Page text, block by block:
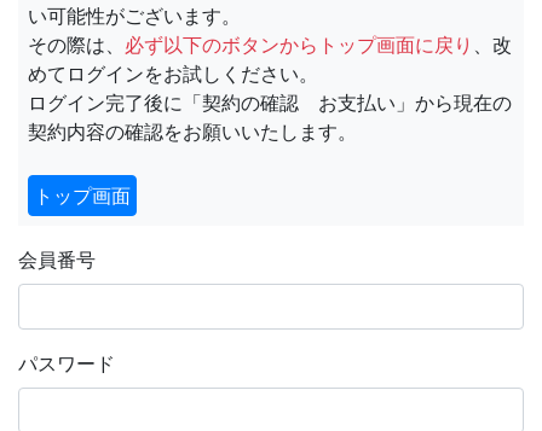
い可能性がございます。
その際は、 必ず以下のボタンからトップ画面に戻り 、改
めてログインをお試しください。
ログイン完了後に「契約の確認 お支払い」から現在の
契約内容の確認をお願いいたします。
トップ画面
会員番号
パスワード